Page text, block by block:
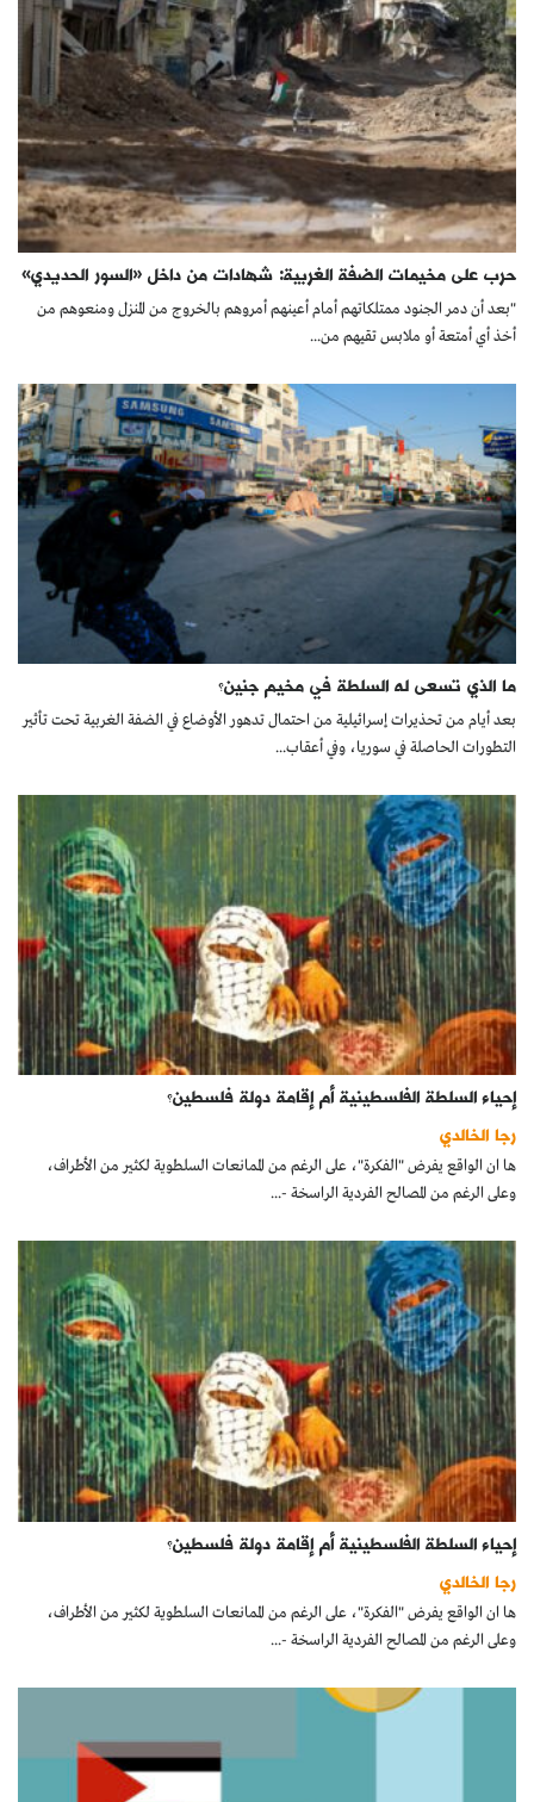
حرب على مخيمات الضفة الغربية: شهادات من داخل «السور الحديدي»
"بعد أن دمر الجنود ممتلكاتهم أمام أعينهم أمروهم بالخروج من المنزل ومنعوهم من
أخذ أي أمتعة أو ملابس تقيهم من...
ما الذي تسعى له السلطة في مخيم جنين؟
بعد أيام من تحذيرات إسرائيلية من احتمال تدهور الأوضاع في الضفة الغربية تحت تأثير
التطورات الحاصلة في سوريا، وفي أعقاب...
إحياء السلطة الفلسطينية أم إقامة دولة فلسطين؟
رجا الخالدي
ها ان الواقع يفرض "الفكرة"، على الرغم من الممانعات السلطوية لكثير من الأطراف،
وعلى الرغم من المصالح الفردية الراسخة -...
إحياء السلطة الفلسطينية أم إقامة دولة فلسطين؟
رجا الخالدي
ها ان الواقع يفرض "الفكرة"، على الرغم من الممانعات السلطوية لكثير من الأطراف،
وعلى الرغم من المصالح الفردية الراسخة -...